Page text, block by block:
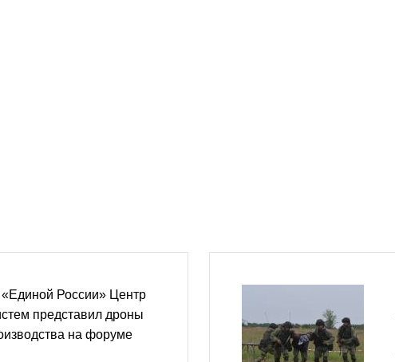
России» Центр
представил дроны
на форуме